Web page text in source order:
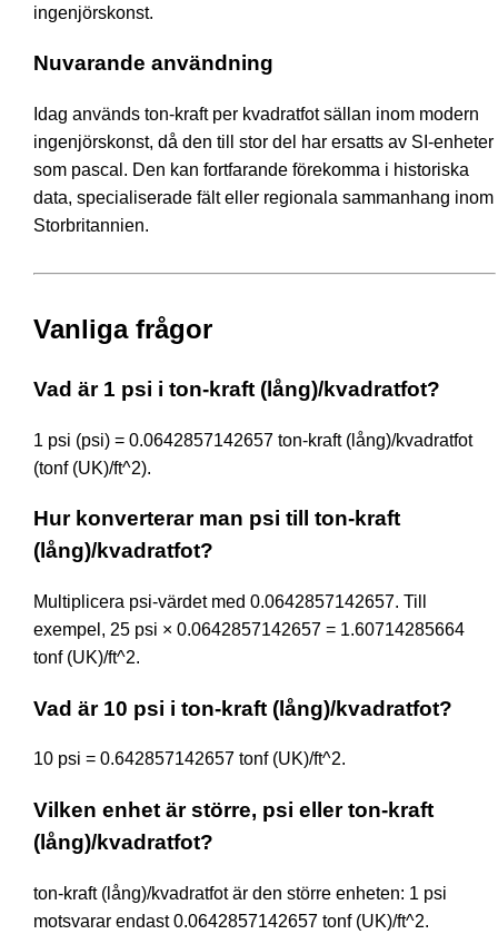
ingenjörskonst.
Nuvarande användning
Idag används ton-kraft per kvadratfot sällan inom modern
ingenjörskonst, då den till stor del har ersatts av SI-enheter
som pascal. Den kan fortfarande förekomma i historiska
data, specialiserade fält eller regionala sammanhang inom
Storbritannien.
Vanliga frågor
Vad är 1 psi i ton-kraft (lång)/kvadratfot?
1 psi (psi) = 0.0642857142657 ton-kraft (lång)/kvadratfot
(tonf (UK)/ft^2).
Hur konverterar man psi till ton-kraft
(lång)/kvadratfot?
Multiplicera psi-värdet med 0.0642857142657. Till
exempel, 25 psi × 0.0642857142657 = 1.60714285664
tonf (UK)/ft^2.
Vad är 10 psi i ton-kraft (lång)/kvadratfot?
10 psi = 0.642857142657 tonf (UK)/ft^2.
Vilken enhet är större, psi eller ton-kraft
(lång)/kvadratfot?
ton-kraft (lång)/kvadratfot är den större enheten: 1 psi
motsvarar endast 0.0642857142657 tonf (UK)/ft^2.